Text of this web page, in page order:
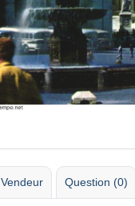
Vendeur Question (0)